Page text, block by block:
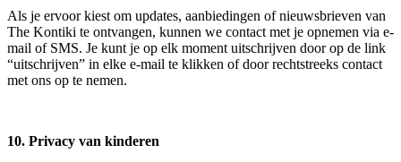
Als je ervoor kiest om updates, aanbiedingen of nieuwsbrieven van
The Kontiki te ontvangen, kunnen we contact met je opnemen via e-
mail of SMS. Je kunt je op elk moment uitschrijven door op de link
“uitschrijven” in elke e-mail te klikken of door rechtstreeks contact
met ons op te nemen.
10. Privacy van kinderen